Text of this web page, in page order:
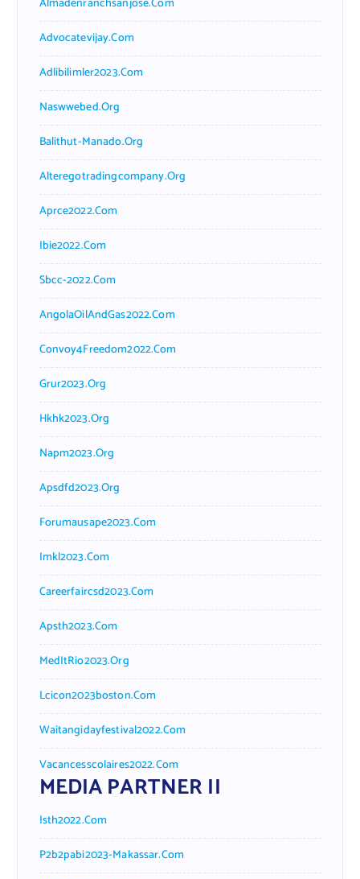
Advocatevijay.com
Adlibilimler2023.com
Naswwebed.org
Balithut-Manado.org
Alteregotradingcompany.org
Aprce2022.com
Ibie2022.com
Sbcc-2022.com
AngolaOilAndGas2022.com
Convoy4Freedom2022.com
Grur2023.org
Hkhk2023.org
Napm2023.org
Apsdfd2023.org
Forumausape2023.com
Imkl2023.com
Careerfaircsd2023.com
Apsth2023.com
MedItRio2023.org
Lcicon2023boston.com
Waitangidayfestival2022.com
Vacancesscolaires2022.com
MEDIA PARTNER II
Isth2022.com
P2b2pabi2023-Makassar.com